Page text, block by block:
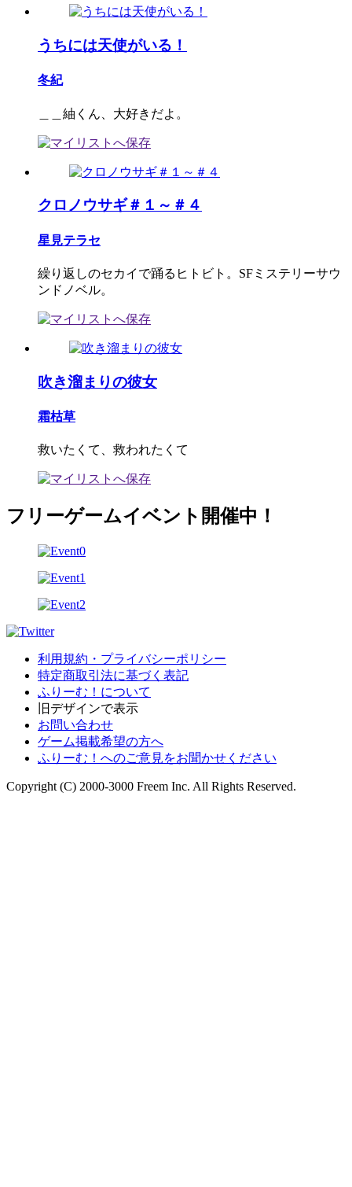
うちには天使がいる！
冬紀
＿＿紬くん、大好きだよ。
クロノウサギ＃１～＃４
星見テラセ
繰り返しのセカイで踊るヒトビト。SFミステリーサウ
ンドノベル。
吹き溜まりの彼女
霜枯草
救いたくて、救われたくて
フリーゲームイベント開催中！
利用規約・プライバシーポリシー
特定商取引法に基づく表記
ふりーむ！について
旧デザインで表示
お問い合わせ
ゲーム掲載希望の方へ
ふりーむ！へのご意見をお聞かせください
Copyright (C) 2000-3000 Freem Inc. All Rights Reserved.